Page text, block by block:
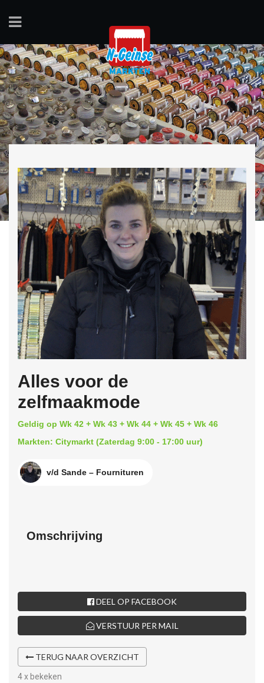
Alles voor de
zelfmaakmode
Geldig op Wk 42 + Wk 43 + Wk 44 + Wk 45 + Wk 46
Markten: Citymarkt (Zaterdag 9:00 - 17:00 uur)
v/d Sande – Fournituren
Omschrijving
DEEL OP FACEBOOK
VERSTUUR PER MAIL
TERUG NAAR OVERZICHT
4 x bekeken